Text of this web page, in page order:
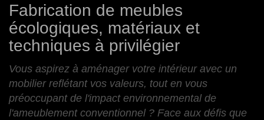
Fabrication de meubles
écologiques, matériaux et
techniques à privilégier
Vous aspirez à aménager votre intérieur avec un
mobilier reflétant vos valeurs, tout en vous
préoccupant de l'impact environnemental de
l'ameublement conventionnel ? Face aux défis que